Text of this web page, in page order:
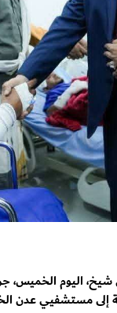
شيخ، اليوم الخميس،
إلى مستشفيي عدن